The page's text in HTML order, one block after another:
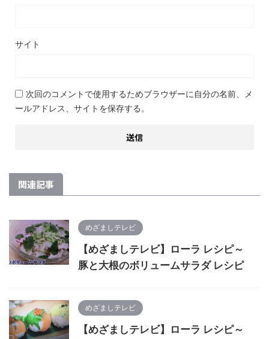
サイト
次回のコメントで使用するためブラウザーに自分の名前、メ
ールアドレス、サイトを保存する。
関連記事
めざましテレビ
【めざましテレビ】ローラ レシピ～
豚と大根のボリュームサラダ レシピ
めざましテレビ
【めざましテレビ】ローラ レシピ～